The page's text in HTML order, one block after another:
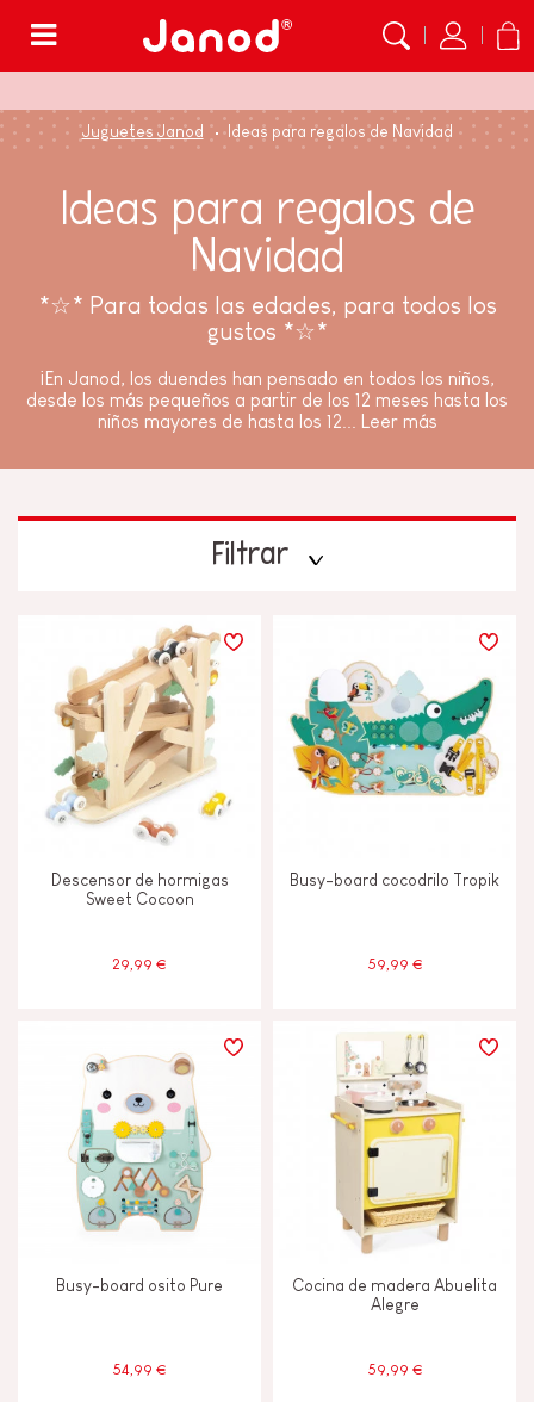
Juguetes Janod Ideas para regalos de Navidad
Ideas para regalos de
Navidad
*☆* Para todas las edades, para todos los
gustos *☆*
¡En Janod, los duendes han pensado en todos los niños,
desde los más pequeños a partir de los 12 meses hasta los
niños mayores de hasta los 12...
Leer más
Filtrar
TIPOS DE APRENDIZAJE
Andar, correr y moverse
Construir y diseñar
Descubrir y experimentar
Leer, escribir y contar
Manipular y manejar
Descensor de hormigas
Sweet Cocoon
29,99 €
Busy-board cocodrilo Tropik
59,99 €
Busy-board osito Pure
54,99 €
Cocina de madera Abuelita
Alegre
59,99 €